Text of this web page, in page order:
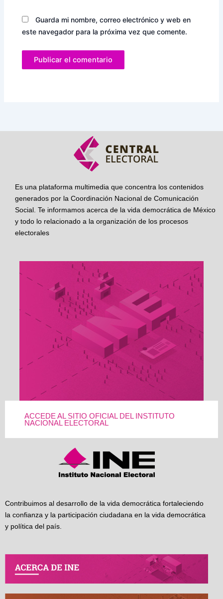
Guarda mi nombre, correo electrónico y web en
este navegador para la próxima vez que comente.
Es una plataforma multimedia que concentra los contenidos
generados por la Coordinación Nacional de Comunicación
Social. Te informamos acerca de la vida democrática de México
y todo lo relacionado a la organización de los procesos
electorales
ACCEDE AL SITIO OFICIAL DEL INSTITUTO
NACIONAL ELECTORAL
Contribuimos al desarrollo de la vida democrática fortaleciendo
la confianza y la participación ciudadana en la vida democrática
y política del país.